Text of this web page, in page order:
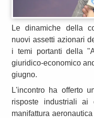
Le dinamiche della
nuovi assetti azionari
i temi portanti della
giuridico-economico
giugno.
L'incontro ha offerto
risposte industriali
manifattura